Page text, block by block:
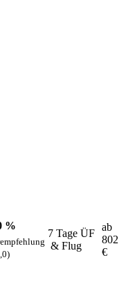
%
7 Tage ÜF
& Flug
ab
802
€